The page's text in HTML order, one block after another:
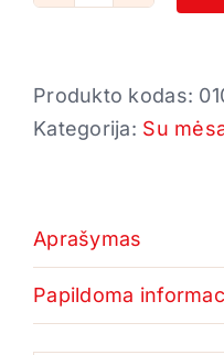
Produkto kodas:
Kategorija: Su
Aprašymas
Papildoma